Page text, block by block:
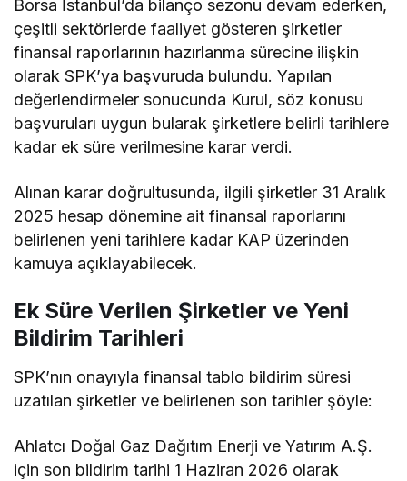
Borsa İstanbul’da bilanço sezonu devam ederken,
çeşitli sektörlerde faaliyet gösteren şirketler
finansal raporlarının hazırlanma sürecine ilişkin
olarak SPK’ya başvuruda bulundu. Yapılan
değerlendirmeler sonucunda Kurul, söz konusu
başvuruları uygun bularak şirketlere belirli tarihlere
kadar ek süre verilmesine karar verdi.
Alınan karar doğrultusunda, ilgili şirketler 31 Aralık
2025 hesap dönemine ait finansal raporlarını
belirlenen yeni tarihlere kadar KAP üzerinden
kamuya açıklayabilecek.
Ek Süre Verilen Şirketler ve Yeni
Bildirim Tarihleri
SPK’nın onayıyla finansal tablo bildirim süresi
uzatılan şirketler ve belirlenen son tarihler şöyle:
Ahlatcı Doğal Gaz Dağıtım Enerji ve Yatırım A.Ş.
için son bildirim tarihi 1 Haziran 2026 olarak